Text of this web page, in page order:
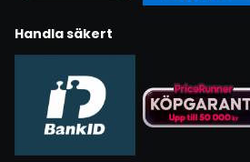
Handla säkert